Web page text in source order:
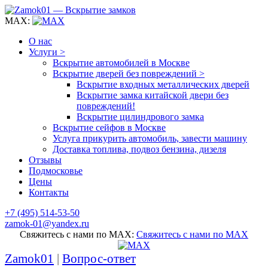
MAX:
О нас
Услуги >
Вскрытие автомобилей в Москве
Вскрытие дверей без повреждений >
Вскрытие входных металлических дверей
Вскрытие замка китайской двери без
повреждений!
Вскрытие цилиндрового замка
Вскрытие сейфов в Москве
Услуга прикурить автомобиль, завести машину
Доставка топлива, подвоз бензина, дизеля
Отзывы
Подмосковье
Цены
Контакты
+7 (495) 514-53-50
zamok-01@yandex.ru
Свяжитесь с нами по MAX: Свяжитесь с нами по MAX
Zamok01 | Вопрос-ответ